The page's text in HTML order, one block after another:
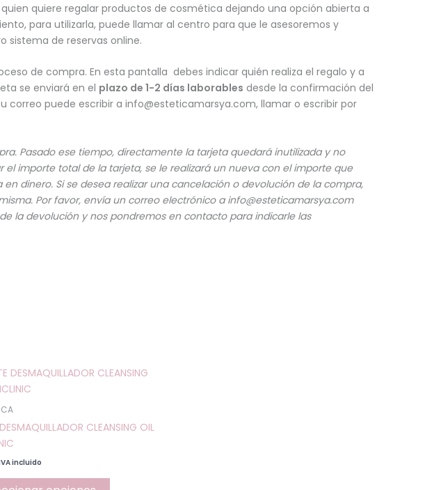
quiere regalar productos de cosmética dejando una opción abierta a
para utilizarla, puede llamar al centro para que le asesoremos y
sistema de reservas online.
de compra. En esta pantalla debes indicar quién realiza el regalo y a
se enviará en el plazo de 1-2 días laborables desde la confirmación del
correo puede escribir a info@esteticamarsya.com, llamar o escribir por
Pasado ese tiempo, directamente la tarjeta quedará inutilizada y no
el importe total de la tarjeta, se le realizará un nueva con el importe que
dinero. Si se desea realizar una cancelación o devolución de la compra,
Por favor, envía un correo electrónico a info@esteticamarsya.com
la devolución y nos pondremos en contacto para indicarle las
CLEANSING OIL
incluido
Este
múltiples